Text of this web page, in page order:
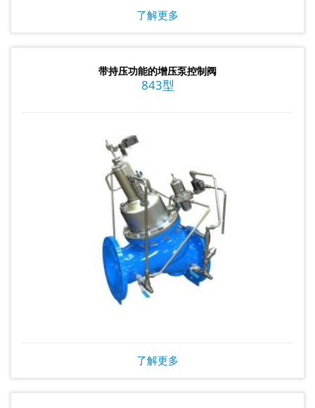
了解更多
带持压功能的增压泵控制阀
843型
了解更多